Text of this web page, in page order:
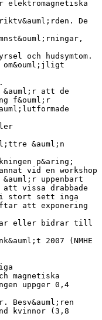
elektromagnetiska
De
och hudsymtom.
&auml;r att de
f&ouml;r
&auml;n
p&aring;
vid en workshop
&auml;r uppenbart
att vissa drabbade
i stort sett inga
att exponering
eller bidrar till
2007 (NMHE
magnetiska
uppger 0,4
Besv&auml;ren
kvinnor (3,8